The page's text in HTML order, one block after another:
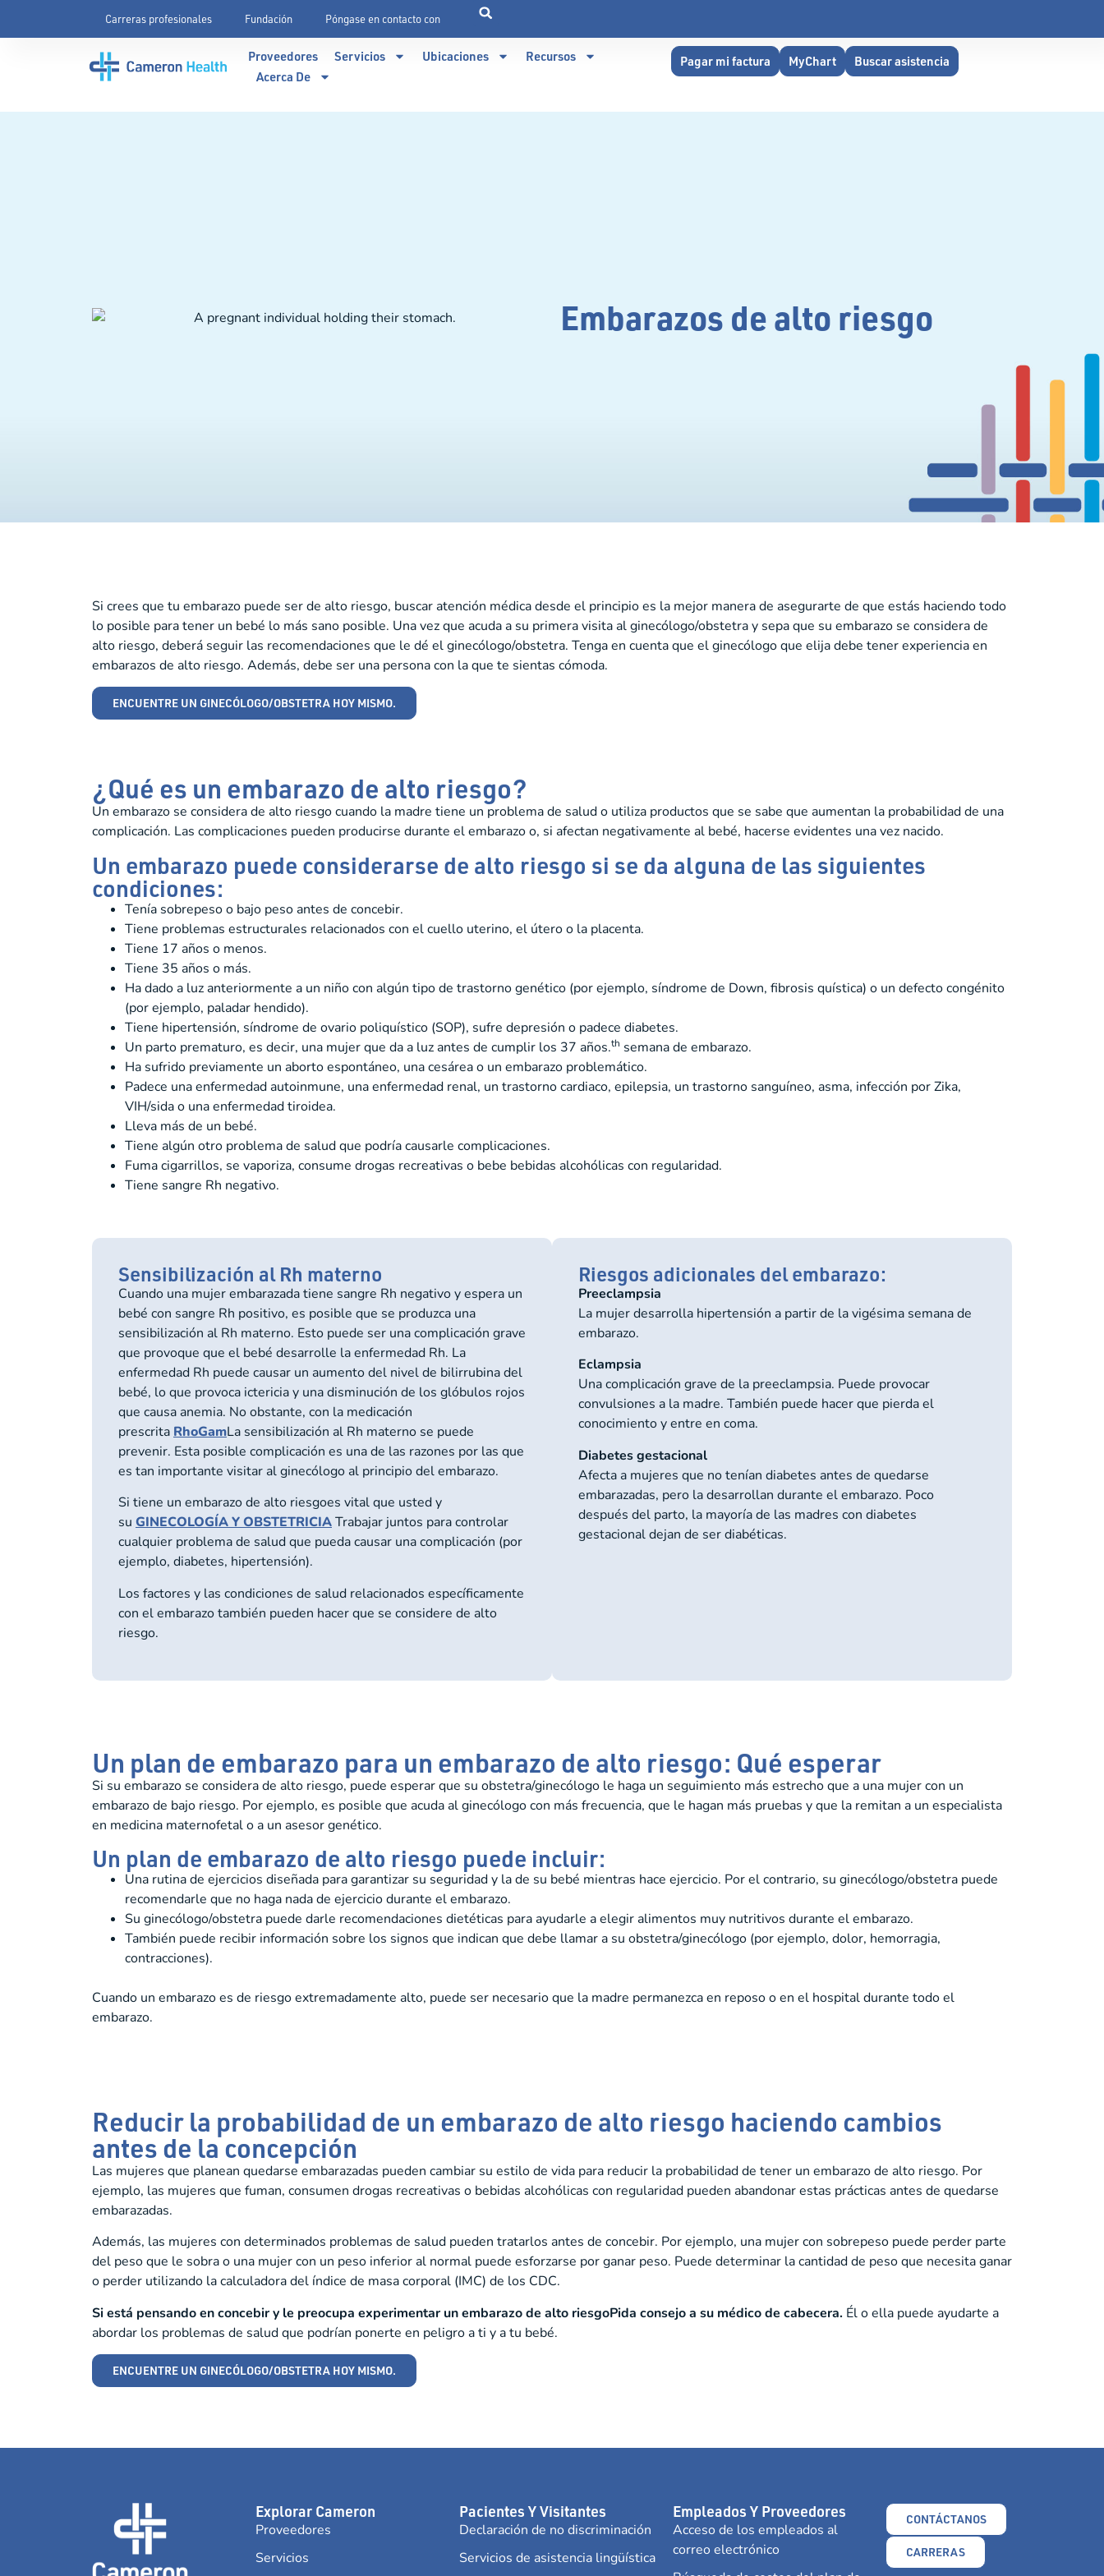
Carreras profesionales Fundación Póngase en contacto con
Proveedores Servicios Ubicaciones
Recursos
Acerca De
Pagar mi factura MyChart Buscar asistencia
Embarazos de alto riesgo
Si crees que tu embarazo puede ser de alto riesgo, buscar atención médica desde el principio es la mejor manera de asegurarte de que estás haciendo todo
lo posible para tener un bebé lo más sano posible. Una vez que acuda a su primera visita al ginecólogo/obstetra y sepa que su embarazo se considera de
alto riesgo, deberá seguir las recomendaciones que le dé el ginecólogo/obstetra. Tenga en cuenta que el ginecólogo que elija debe tener experiencia en
embarazos de alto riesgo. Además, debe ser una persona con la que te sientas cómoda.
ENCUENTRE UN GINECÓLOGO/OBSTETRA HOY MISMO.
¿Qué es un embarazo de alto riesgo?
Un embarazo se considera de alto riesgo cuando la madre tiene un problema de salud o utiliza productos que se sabe que aumentan la probabilidad de una
complicación. Las complicaciones pueden producirse durante el embarazo o, si afectan negativamente al bebé, hacerse evidentes una vez nacido.
Un embarazo puede considerarse de alto riesgo si se da alguna de las siguientes
condiciones:
Tenía sobrepeso o bajo peso antes de concebir.
Tiene problemas estructurales relacionados con el cuello uterino, el útero o la placenta.
Tiene 17 años o menos.
Tiene 35 años o más.
Ha dado a luz anteriormente a un niño con algún tipo de trastorno genético (por ejemplo, síndrome de Down, fibrosis quística) o un defecto congénito
(por ejemplo, paladar hendido).
Tiene hipertensión, síndrome de ovario poliquístico (SOP), sufre depresión o padece diabetes.
Un parto prematuro, es decir, una mujer que da a luz antes de cumplir los 37 años.th semana de embarazo.
Ha sufrido previamente un aborto espontáneo, una cesárea o un embarazo problemático.
Padece una enfermedad autoinmune, una enfermedad renal, un trastorno cardiaco, epilepsia, un trastorno sanguíneo, asma, infección por Zika,
VIH/sida o una enfermedad tiroidea.
Lleva más de un bebé.
Tiene algún otro problema de salud que podría causarle complicaciones.
Fuma cigarrillos, se vaporiza, consume drogas recreativas o bebe bebidas alcohólicas con regularidad.
Tiene sangre Rh negativo.
Sensibilización al Rh materno
Cuando una mujer embarazada tiene sangre Rh negativo y espera un
bebé con sangre Rh positivo, es posible que se produzca una
sensibilización al Rh materno. Esto puede ser una complicación grave
que provoque que el bebé desarrolle la enfermedad Rh. La
enfermedad Rh puede causar un aumento del nivel de bilirrubina del
bebé, lo que provoca ictericia y una disminución de los glóbulos rojos
que causa anemia. No obstante, con la medicación
prescrita RhoGamLa sensibilización al Rh materno se puede
prevenir. Esta posible complicación es una de las razones por las que
es tan importante visitar al ginecólogo al principio del embarazo.
Si tiene un embarazo de alto riesgoes vital que usted y
su GINECOLOGÍA Y OBSTETRICIATrabajar juntos para controlar
cualquier problema de salud que pueda causar una complicación (por
ejemplo, diabetes, hipertensión).
Los factores y las condiciones de salud relacionados específicamente
con el embarazo también pueden hacer que se considere de alto
riesgo.
Riesgos adicionales del embarazo:
Preeclampsia
La mujer desarrolla hipertensión a partir de la vigésima semana de
embarazo.
Eclampsia
Una complicación grave de la preeclampsia. Puede provocar
convulsiones a la madre. También puede hacer que pierda el
conocimiento y entre en coma.
Diabetes gestacional
Afecta a mujeres que no tenían diabetes antes de quedarse
embarazadas, pero la desarrollan durante el embarazo. Poco
después del parto, la mayoría de las madres con diabetes
gestacional dejan de ser diabéticas.
Un plan de embarazo para un embarazo de alto riesgo: Qué esperar
Si su embarazo se considera de alto riesgo, puede esperar que su obstetra/ginecólogo le haga un seguimiento más estrecho que a una mujer con un
embarazo de bajo riesgo. Por ejemplo, es posible que acuda al ginecólogo con más frecuencia, que le hagan más pruebas y que la remitan a un especialista
en medicina maternofetal o a un asesor genético.
Un plan de embarazo de alto riesgo puede incluir:
Una rutina de ejercicios diseñada para garantizar su seguridad y la de su bebé mientras hace ejercicio. Por el contrario, su ginecólogo/obstetra puede
recomendarle que no haga nada de ejercicio durante el embarazo.
Su ginecólogo/obstetra puede darle recomendaciones dietéticas para ayudarle a elegir alimentos muy nutritivos durante el embarazo.
También puede recibir información sobre los signos que indican que debe llamar a su obstetra/ginecólogo (por ejemplo, dolor, hemorragia,
contracciones).
Cuando un embarazo es de riesgo extremadamente alto, puede ser necesario que la madre permanezca en reposo o en el hospital durante todo el
embarazo.
Reducir la probabilidad de un embarazo de alto riesgo haciendo cambios
antes de la concepción
Las mujeres que planean quedarse embarazadas pueden cambiar su estilo de vida para reducir la probabilidad de tener un embarazo de alto riesgo. Por
ejemplo, las mujeres que fuman, consumen drogas recreativas o bebidas alcohólicas con regularidad pueden abandonar estas prácticas antes de quedarse
embarazadas.
Además, las mujeres con determinados problemas de salud pueden tratarlos antes de concebir. Por ejemplo, una mujer con sobrepeso puede perder parte
del peso que le sobra o una mujer con un peso inferior al normal puede esforzarse por ganar peso. Puede determinar la cantidad de peso que necesita ganar
o perder utilizando la calculadora del índice de masa corporal (IMC) de los CDC.
Si está pensando en concebir y le preocupa experimentar unembarazo de alto riesgoPida consejo a su médico de cabecera. Él o ella puede ayudarte a
abordar los problemas de salud que podrían ponerte en peligro a ti y a tu bebé.
ENCUENTRE UN GINECÓLOGO/OBSTETRA HOY MISMO.
CONTÁCTANOS
CARRERAS
Explorar Cameron
Proveedores
Servicios
Pacientes Y Visitantes
Declaración de no discriminación
Servicios de asistencia lingüística
Empleados Y Proveedores
Acceso de los empleados al
correo electrónico